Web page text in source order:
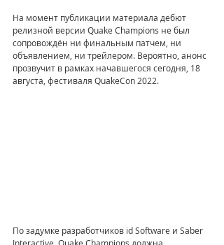
На момент публикации материала дебют
релизной версии Quake Champions не был
сопровождён ни финальным патчем, ни
объявлением, ни трейлером. Вероятно, анонс
прозвучит в рамках начавшегося сегодня, 18
августа, фестиваля QuakeCon 2022.
По задумке разработчиков id Software и Saber
Interactive, Quake Champions должна